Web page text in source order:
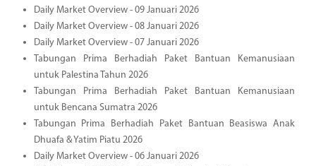
Daily Market Overview - 09 Januari 2026
Daily Market Overview - 08 Januari 2026
Daily Market Overview - 07 Januari 2026
Tabungan Prima Berhadiah Paket Bantuan Kemanusiaan
untuk Palestina Tahun 2026
Tabungan Prima Berhadiah Paket Bantuan Kemanusiaan
untuk Bencana Sumatra 2026
Tabungan Prima Berhadiah Paket Bantuan Beasiswa Anak
Dhuafa & Yatim Piatu 2026
Daily Market Overview - 06 Januari 2026